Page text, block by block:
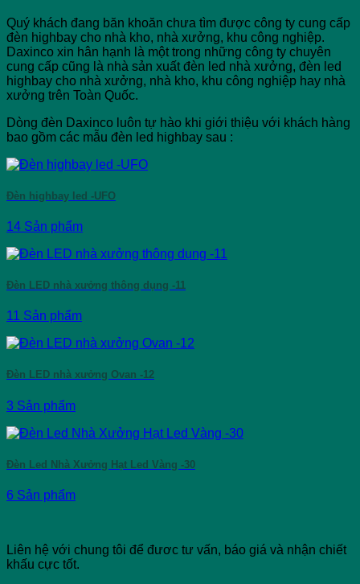
Quý khách đang băn khoăn chưa tìm được công ty cung cấp
đèn highbay cho nhà kho, nhà xưởng, khu công nghiệp.
Daxinco xin hân hạnh là một trong những công ty chuyên
cung cấp cũng là nhà sản xuất đèn led nhà xưởng, đèn led
highbay cho nhà xưởng, nhà kho, khu công nghiệp hay nhà
xưởng trên Toàn Quốc.
Dòng đèn Daxinco luôn tự hào khi giới thiệu với khách hàng
bao gồm các mẫu đèn led highbay sau :
Đèn highbay led -UFO
14 Sản phẩm
Đèn LED nhà xưởng thông dụng -11
11 Sản phẩm
Đèn LED nhà xưởng Ovan -12
3 Sản phẩm
Đèn Led Nhà Xưởng Hạt Led Vàng -30
6 Sản phẩm
Liên hệ với chung tôi để đươc tư vấn, báo giá và nhận chiết
khấu cực tốt.